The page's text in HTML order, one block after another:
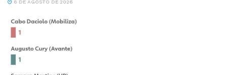
6 DE AGOSTO DE 2026